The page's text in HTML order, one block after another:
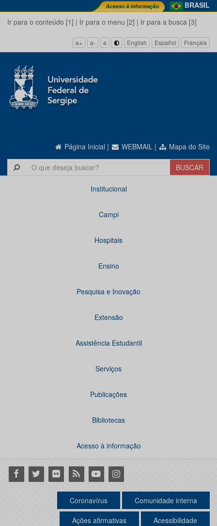
BRASIL
Ir para o conteúdo [1] | Ir para o menu [2] | Ir para a busca [3]
a+ a- a English Español Français
Página Inicial | WEBMAIL | Mapa do Site
Institucional
Campi
Hospitais
Ensino
Pesquisa e Inovação
Extensão
Assistência Estudantil
Serviços
Publicações
Bibliotecas
Acesso à informação
Facebook
Twitter Flickr RSS YoutubeInstagram
Coronavírus Comunidade interna
Ações afirmativas Acessibilidade